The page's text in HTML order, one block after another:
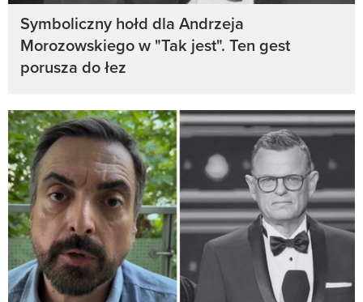
Symboliczny hołd dla Andrzeja
Morozowskiego w "Tak jest". Ten gest
porusza do łez